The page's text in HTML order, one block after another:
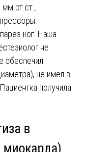
рт.ст.,
ног. Наша
не
обеспечил
не имел в
получила
в
миокарда)